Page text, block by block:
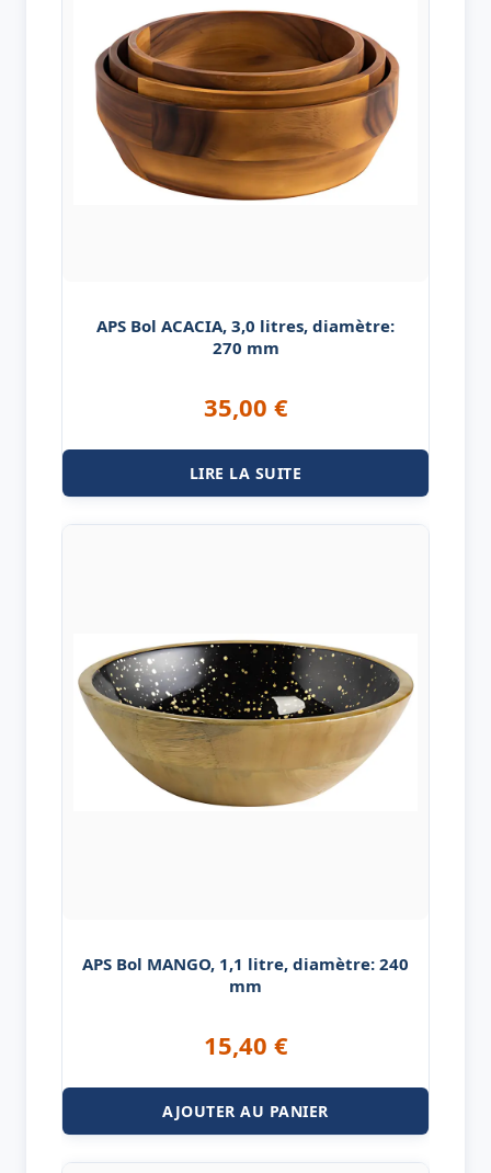
APS Bol ACACIA, 3,0 litres, diamètre:
270 mm
35,00 €
LIRE LA SUITE
APS Bol MANGO, 1,1 litre, diamètre: 240
mm
15,40 €
AJOUTER AU PANIER